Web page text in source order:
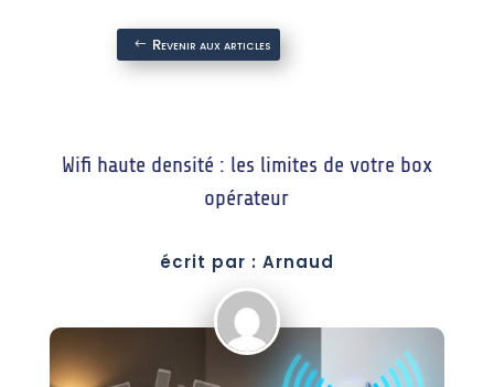
Revenir aux articles
Wifi haute densité : les limites de votre box
opérateur
écrit par : Arnaud